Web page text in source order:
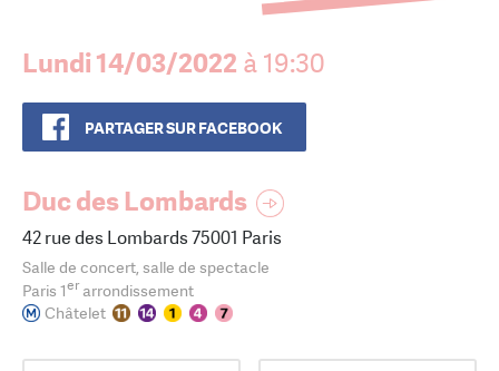
Lundi 14/03/2022 à 19:30
PARTAGER SUR FACEBOOK
Duc des Lombards
42 rue des Lombards 75001 Paris
Salle de concert, salle de spectacle
Paris 1erarrondissement
Châtelet